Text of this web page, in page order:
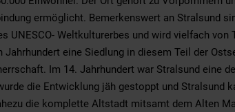
ermöglicht. Bemerkenswert an Stralsund
UNESCO- Weltkulturerbes und wird vielfach
eine Siedlung in diesem Teil der
Im 14. Jahrhundert war Stralsund eine
die Entwicklung jäh gestoppt und Stralsund
die komplette Altstadt mitsamt dem Alten